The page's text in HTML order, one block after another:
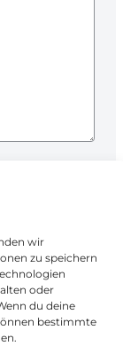
wir
zu speichern
oder
du deine
bestimmte
Daten